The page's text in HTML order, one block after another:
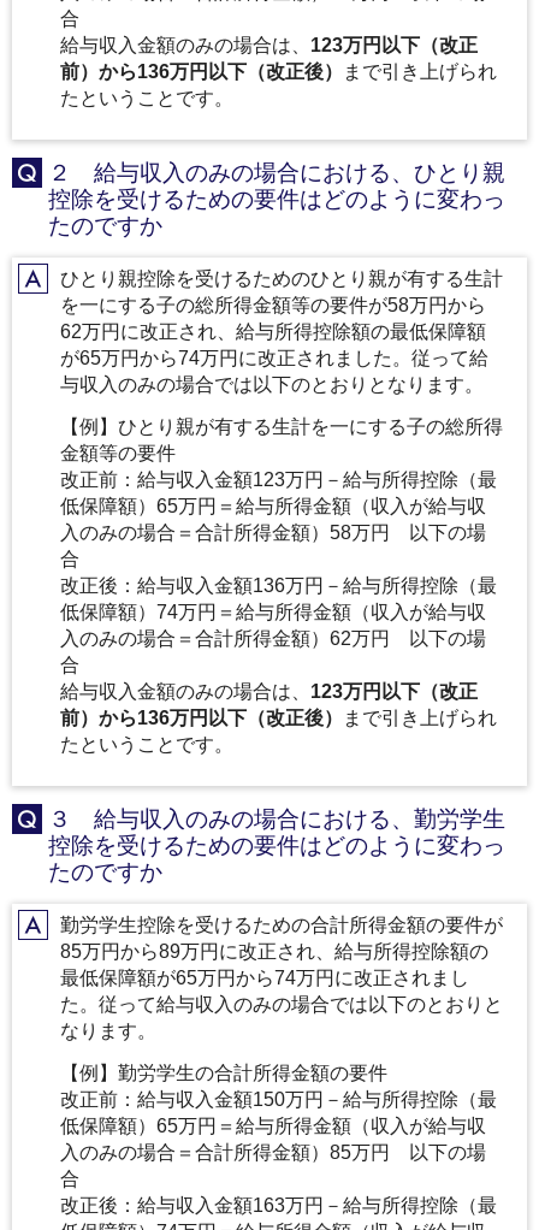
合
給与収入金額のみの場合は、 123万円以下（改正
前）から136万円以下（改正後）
まで引き上げられ
たということです。
Q
２ 給与収入のみの場合における、ひとり親
控除を受けるための要件はどのように変わっ
たのですか
Aひとり親控除を受けるためのひとり親が有する生計
を一にする子の総所得金額等の要件が58万円から
62万円に改正され、給与所得控除額の最低保障額
が65万円から74万円に改正されました。従って給
与収入のみの場合では以下のとおりとなります。
【例】ひとり親が有する生計を一にする子の総所得
金額等の要件
改正前：給与収入金額123万円－給与所得控除（最
低保障額）65万円＝給与所得金額（収入が給与収
入のみの場合＝合計所得金額）58万円 以下の場
合
改正後：給与収入金額136万円－給与所得控除（最
低保障額）74万円＝給与所得金額（収入が給与収
入のみの場合＝合計所得金額）62万円 以下の場
合
給与収入金額のみの場合は、 123万円以下（改正
前）から136万円以下（改正後）
まで引き上げられ
たということです。
Q
３ 給与収入のみの場合における、勤労学生
控除を受けるための要件はどのように変わっ
たのですか
A勤労学生控除を受けるための合計所得金額の要件が
85万円から89万円に改正され、給与所得控除額の
最低保障額が65万円から74万円に改正されまし
た。従って給与収入のみの場合では以下のとおりと
なります。
【例】勤労学生の合計所得金額の要件
改正前：給与収入金額150万円－給与所得控除（最
低保障額）65万円＝給与所得金額（収入が給与収
入のみの場合＝合計所得金額）85万円 以下の場
合
改正後：給与収入金額163万円－給与所得控除（最